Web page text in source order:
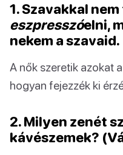
1. Szavakkal
eszpresszóelni,
nekem a szavaid.
A nők szeretik azokat
hogyan fejezzék ki
2. Milyen zenét
kávészemek?